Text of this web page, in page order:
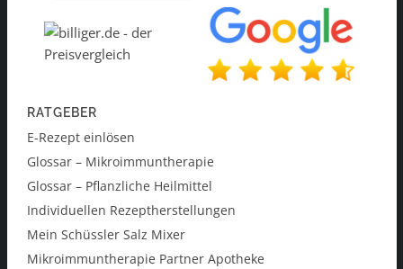
RATGEBER
E-Rezept einlösen
Glossar – Mikroimmuntherapie
Glossar – Pflanzliche Heilmittel
Individuellen Rezeptherstellungen
Mein Schüssler Salz Mixer
Mikroimmuntherapie Partner Apotheke